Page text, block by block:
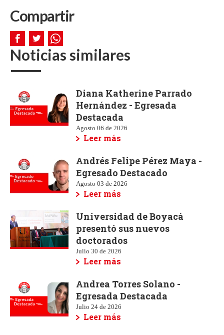
Compartir
Noticias similares
Diana Katherine Parrado
Hernández - Egresada
Destacada
Agosto 06 de 2026
Leer más
Andrés Felipe Pérez Maya -
Egresado Destacado
Agosto 03 de 2026
Leer más
Universidad de Boyacá
presentó sus nuevos
doctorados
Julio 30 de 2026
Leer más
Andrea Torres Solano -
Egresada Destacada
Julio 24 de 2026
Leer más